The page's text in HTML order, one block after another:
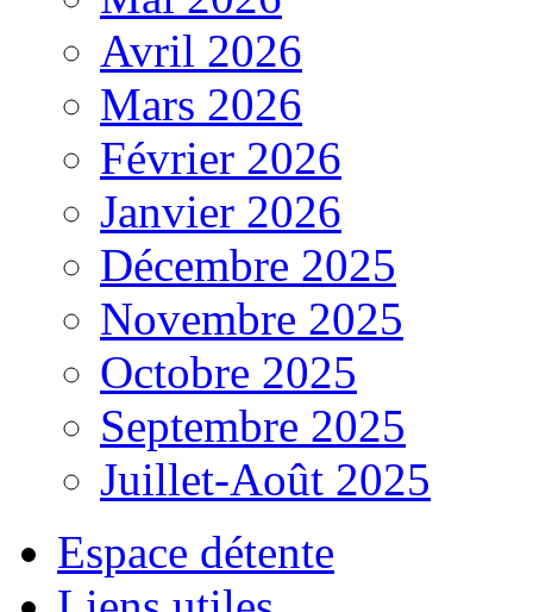
Avril 2026
Mars 2026
Février 2026
Janvier 2026
Décembre 2025
Novembre 2025
Octobre 2025
Septembre 2025
Juillet-Août 2025
Espace détente